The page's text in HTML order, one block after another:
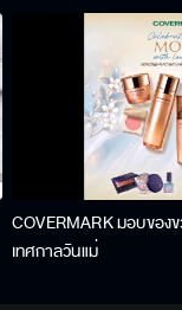
COVERMARK มอบขอ
เทศกาลวันแม่